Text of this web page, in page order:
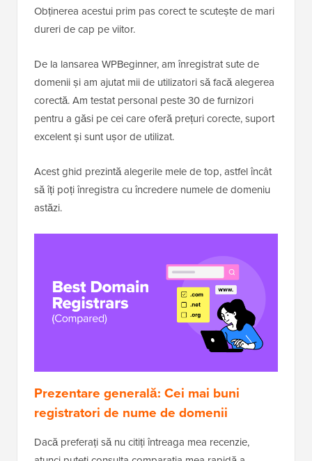
Obținerea acestui prim pas corect te scutește de mari
dureri de cap pe viitor.
De la lansarea WPBeginner, am înregistrat sute de
domenii și am ajutat mii de utilizatori să facă alegerea
corectă. Am testat personal peste 30 de furnizori
pentru a găsi pe cei care oferă prețuri corecte, suport
excelent și sunt ușor de utilizat.
Acest ghid prezintă alegerile mele de top, astfel încât
să îți poți înregistra cu încredere numele de domeniu
astăzi.
Prezentare generală: Cei mai buni
registratori de nume de domenii
Dacă preferați să nu citiți întreaga mea recenzie,